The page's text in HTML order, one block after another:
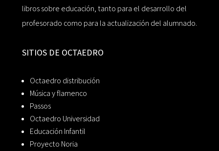
libros sobre educación, tanto para el desarrollo del
profesorado como para la actualización del alumnado.
SITIOS DE OCTAEDRO
Octaedro distribución
Música y flamenco
Passos
Octaedro Universidad
Educación Infantil
Proyecto Noria